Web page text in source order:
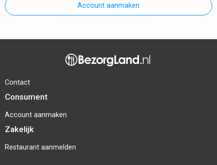
Account aanmaken
Contact
Consument
Account aanmaken
Zakelijk
Restaurant aanmelden